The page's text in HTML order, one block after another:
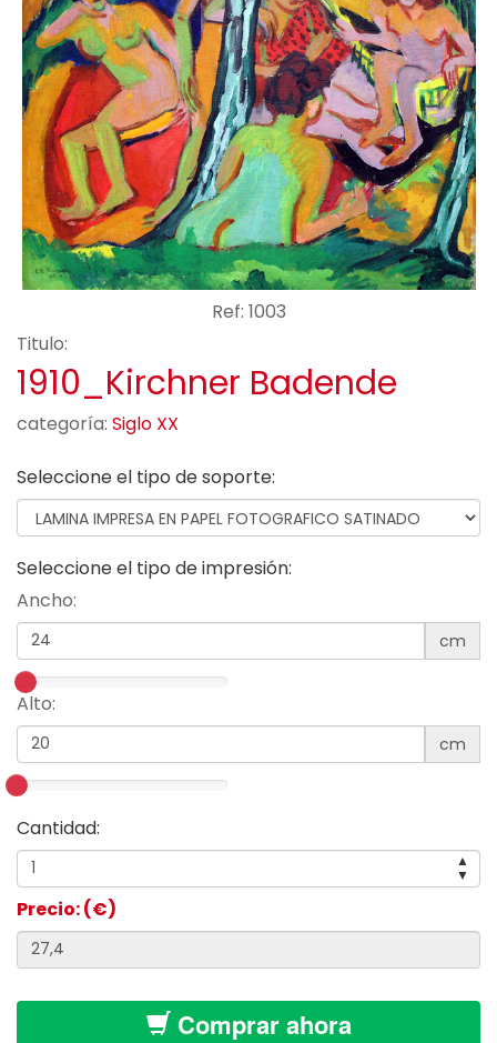
Ref: 1003
Titulo:
1910_Kirchner Badende
categoría: Siglo XX
Seleccione el tipo de soporte:
Seleccione el tipo de impresión:
Ancho:
cm
Alto:
cm
Cantidad:
▲
▼
Precio: (€)
Comprar ahora